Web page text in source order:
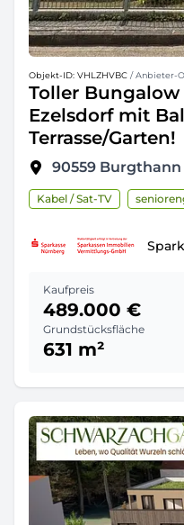
Objekt-ID: VHLZHVBC / Anbieter-
Toller
Ezelsdorf mit
Terrasse/Garten!
90559 Burgthann
Kabel / Sat-TV
Kaufpreis
489.000 €
Grundstücksfläche
631 m²